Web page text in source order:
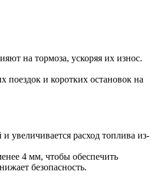
на тормоза, ускоряя их износ.
поездок и коротких остановок на
расход топлива из-
4 мм, чтобы обеспечить
безопасность.